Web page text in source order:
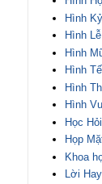
Hình
Hình
Hình
Hình
Hình
Hình
Học Hỏi
Họp
Khoa
Lời